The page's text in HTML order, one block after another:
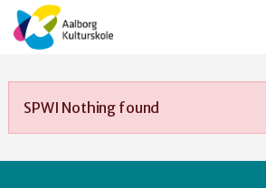
SPWI Nothing found